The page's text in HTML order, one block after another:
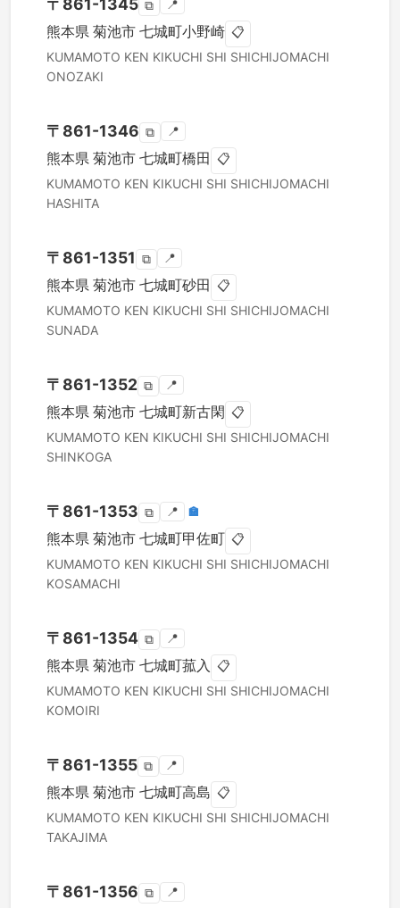
〒 861-1345 ⧉ 📍
熊本県 菊池市 七城町小野崎 📋
KUMAMOTO KEN KIKUCHI SHI SHICHIJOMACHI
ONOZAKI
〒 861-1346 ⧉ 📍
熊本県 菊池市 七城町橋田 📋
KUMAMOTO KEN KIKUCHI SHI SHICHIJOMACHI
HASHITA
〒 861-1351 ⧉ 📍
熊本県 菊池市 七城町砂田 📋
KUMAMOTO KEN KIKUCHI SHI SHICHIJOMACHI
SUNADA
〒 861-1352 ⧉ 📍
熊本県 菊池市 七城町新古閑 📋
KUMAMOTO KEN KIKUCHI SHI SHICHIJOMACHI
SHINKOGA
〒 861-1353 ⧉ 📍 🏣
熊本県 菊池市 七城町甲佐町 📋
KUMAMOTO KEN KIKUCHI SHI SHICHIJOMACHI
KOSAMACHI
〒 861-1354 ⧉ 📍
熊本県 菊池市 七城町菰入 📋
KUMAMOTO KEN KIKUCHI SHI SHICHIJOMACHI
KOMOIRI
〒 861-1355 ⧉ 📍
熊本県 菊池市 七城町高島 📋
KUMAMOTO KEN KIKUCHI SHI SHICHIJOMACHI
TAKAJIMA
〒 861-1356 ⧉ 📍